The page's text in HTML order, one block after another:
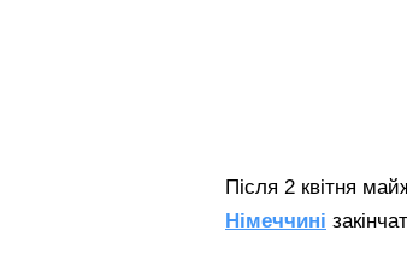
Після 2 квітня
Німеччині